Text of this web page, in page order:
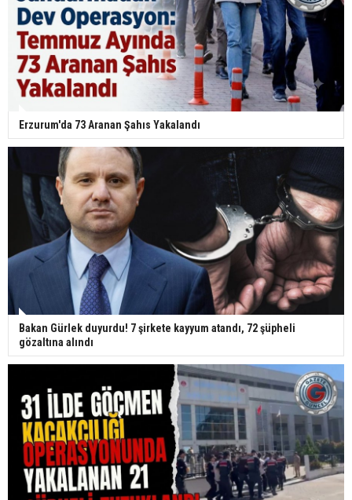
Erzurum'da 73 Aranan Şahıs Yakalandı
Bakan Gürlek duyurdu! 7 şirkete kayyum atandı, 72 şüpheli
gözaltına alındı